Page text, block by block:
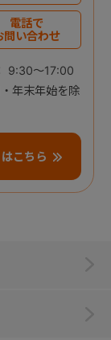
電話で
問い合わせ
9:30～17:00
年末年始を除
こちら